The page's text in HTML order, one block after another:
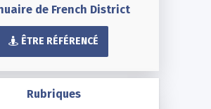
de French District
ÊTRE RÉFÉRENCÉ
Rubriques